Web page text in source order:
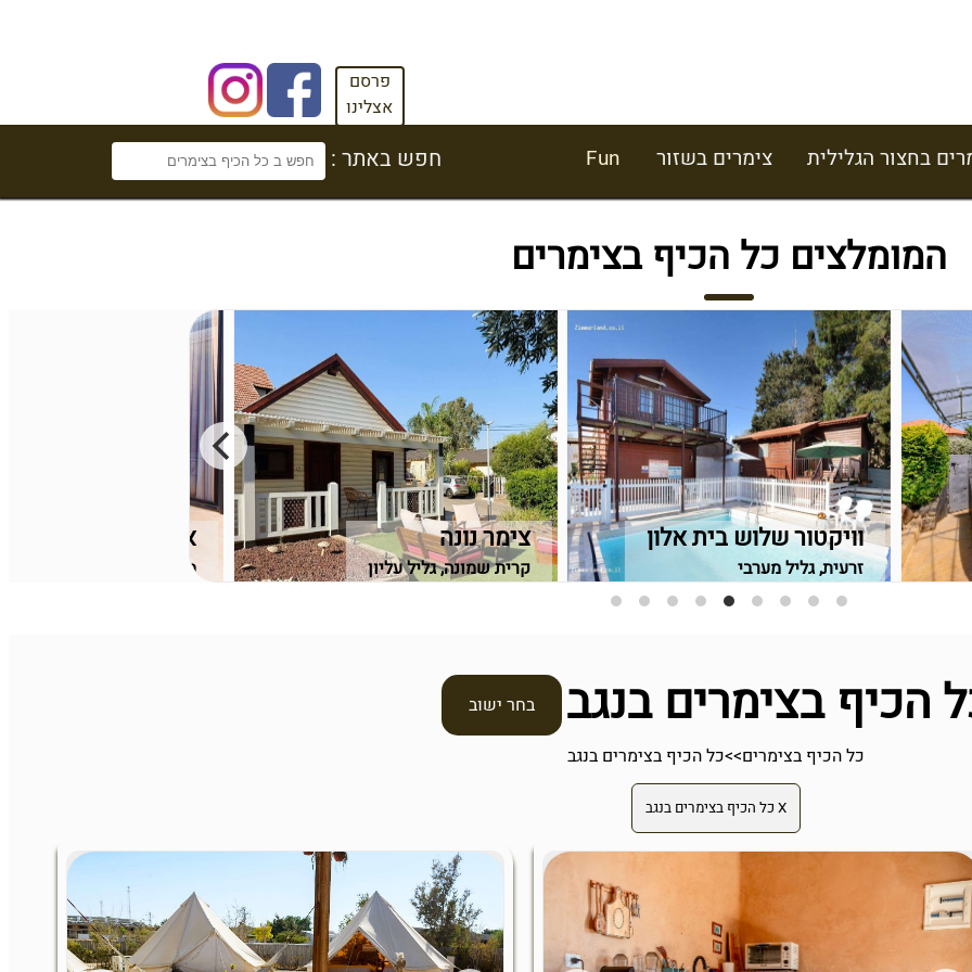
פרסם
אצלינו
בחצור הגלילית צימרים בשזור Fun חפש באתר :
המומלצים כל הכיף בצימרים
אחוזת שקד
משמר הירדן, גליל עליון
צימר נונה
קרית שמונה, גליל עליון
וויקטור שלוש בית אלון
זרעית, גליל מערבי
הכיף בצימרים בנגב
בחר ישוב
כל הכיף בצימרים>>כל הכיף בצימרים בנגב
X כל הכיף בצימרים בנגב